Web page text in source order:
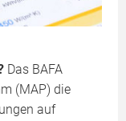
Das BAFA
(MAP) die
auf